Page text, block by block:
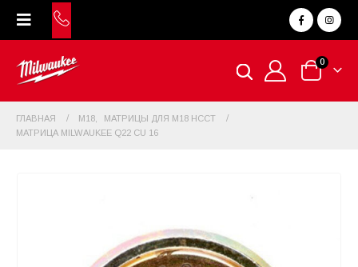
0
ГЛАВНАЯ M18
МАТРИЦЫ ДЛЯ M18 HCCT
МАТРИЦА MILWAUKEE Q22 CU 16